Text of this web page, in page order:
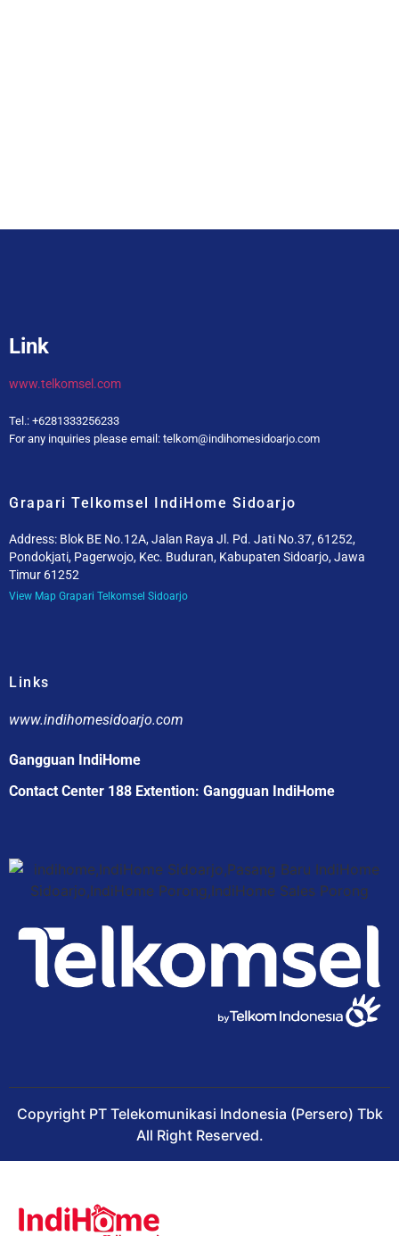
Link
www.telkomsel.com
Tel.: +6281333256233
For any inquiries please email: telkom@indihomesidoarjo.com
Grapari Telkomsel IndiHome Sidoarjo
Address: Blok BE No.12A, Jalan Raya Jl. Pd. Jati No.37, 61252,
Pondokjati, Pagerwojo, Kec. Buduran, Kabupaten Sidoarjo, Jawa
Timur 61252
View Map Grapari Telkomsel Sidoarjo
Links
www.indihomesidoarjo.com
Gangguan IndiHome
Contact Center 188 Extention: Gangguan IndiHome
Copyright PT Telekomunikasi Indonesia (Persero) Tbk
All Right Reserved.